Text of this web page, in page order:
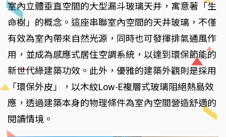
室內立體垂直空間的大型漏斗玻璃天井，寓意著「生
命樹」的概念。這座串聯室內空間的天井玻璃，不僅
有效為室內帶來自然光源，同時也可發揮排氣通風作
用，並成為感應式居住空調系統，以達到環保節能的
新世代綠建築功效。此外，優雅的建築外觀則是採用
「環保外皮」，以木紋Low-E複層式玻璃阻絕熱島效
應，透過建築本身的物理條件為室內空間營造舒適的
閱讀情境。